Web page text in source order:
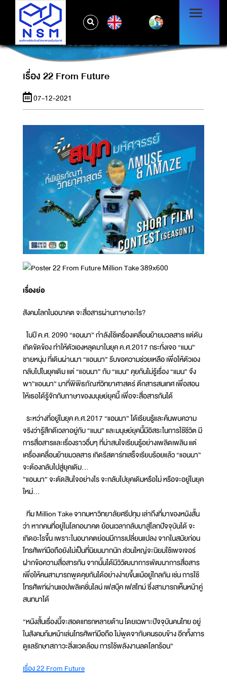
เรื่อง 22 FROM FUTURE
เรื่อง 22 From Future
07-12-2021
เรื่องย่อ
สังคมโลกในอนาคต จะสื่อสารผ่านภาษาอะไร?
ในปี ค.ศ. 2090 “แอนนา” กำลังใช้เครื่องเคลื่อนย้ายมวลสาร แต่ดัน
เกิดขัดข้อง ทำให้ตัวเองหลุดมาในยุค ค.ศ.2017 กระทั่งเจอ “แมน”
ชายหนุ่ม ที่เดินผ่านมา “แอนนา” รีบขอความช่วยเหลือ เพื่อให้ตัวเอง
กลับไปในยุคเดิม แต่ “แอนนา” กับ “แมน” คุยกันไม่รู้เรื่อง “แมน” จึง
พา”แอนนา” มาที่พิพิธภัณฑ์วิทยาศาสตร์ ตึกสารสนเทศ เพื่อสอน
ให้เธอได้รู้จักกับภาษาของมนุษย์ยุคนี้ เพื่อจะสื่อสารกันได้
ระหว่างที่อยู่ในยุค ค.ศ.2017 “แอนนา” ได้เรียนรู้และค้นพบความ
จริงว่ารู้สึกดีเวลาอยู่กับ “แมน” และมนุษย์ยุคนี้มีอิสระในการใช้ชีวิต มี
การสื่อสารและเรื่องราวอื่นๆ ที่น่าสนใจเรียนรู้อย่างเพลิดเพลิน แต่
เครื่องเคลื่อนย้ายมวลสาร เกิดรีสตาร์ทเสร็จเรียบร้อยแล้ว “แอนนา”
จะต้องกลับไปสู่ยุคเดิม…
”แอนนา” จะตัดสินใจอย่างไร จะกลับไปยุคเดิมหรือไม่ หรือจะอยู่ในยุค
ใหม่...
ทีม Million Take จากมหาวิทยาลัยศรีปทุม เล่าถึงที่มาของหนังสั้น
ว่า หากคนที่อยู่ในโลกอนาคต ย้อนเวลากลับมาสู่โลกปัจจุบันได้ จะ
เกิดอะไรขึ้น เพราะในอนาคตย่อมมีการเปลี่ยนแปลง จากในสมัยก่อน
โทรศัพท์มือถือยังไม่เป็นที่นิยมมากนัก ส่วนใหญ่จะนิยมใช้เพจเจอร์
ฝากข้อความสื่อสารกัน จากนั้นได้มีวิวัฒนาการพัฒนาการสื่อสาร
เพื่อให้คนสามารถพูดคุยกันได้อย่างง่ายขึ้นแม้อยู่ไกลกัน เช่น การใช้
โทรศัพท์ผ่านแอปพลิเคชั่นไลน์ เฟสบุ๊ค เฟสไทม์ ซึ่งสามารถเห็นหน้าคู่
สนทนาได้
“หนังสั้นเรื่องนี้จะสอดแทรกหลายด้าน โดยเฉพาะปัจจุบันคนไทย อยู่
ในสังคมก้มหน้าเล่นโทรศัพท์มือถือ ไม่พูดจากับคนรอบข้าง อีกทั้งการ
ดูแลรักษาสภาวะสิ่งแวดล้อม การใช้พลังงานลดโลกร้อน”
เรื่อง 22 From Future